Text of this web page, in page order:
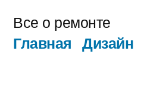
содержимому
Все о ремонте
Главная Дизайн